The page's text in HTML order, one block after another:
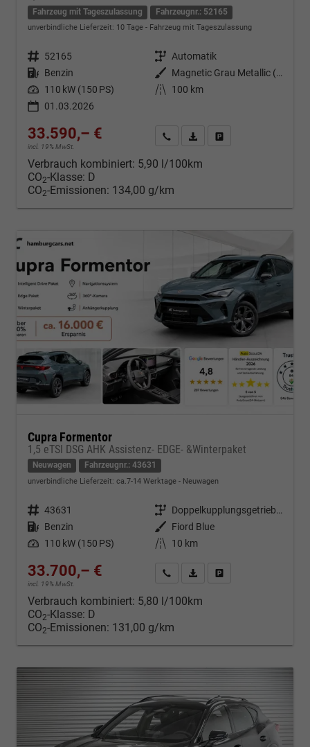
Fahrzeug mit Tageszulassung Fahrzeugnr.: 52165
unverbindliche Lieferzeit: 10 Tage Fahrzeug mit Tageszulassung
Fahrzeugnr. 52165 Getriebe Automatik
Kraftstoff Benzin Außenfarbe
Magnetic Grau Metallic (S7)
Leistung 110 kW (150 PS) Kilometerstand
100 km
01.03.2026
33.590,– €
incl. 19% MwSt.
Kontakt & Angebot anfordern
PDF-Datei, Fahrzeugexposé
Verbrauch kombiniert: 5,90 l/100km
CO2-Klasse: D
CO2-Emissionen: 134,00 g/km
Cupra Formentor
1,5 eTSI DSG AHK Assistenz- EDGE- &Winterpaket
Neuwagen Fahrzeugnr.: 43631
unverbindliche Lieferzeit: ca.7-14 Werktage Neuwagen
Fahrzeugnr. 43631 Getriebe
Doppelkupplungsgetriebe (DSG)
Kraftstoff Benzin Außenfarbe Fiord Blue
Leistung 110 kW (150 PS) Kilometerstand 10 km
33.700,– €
incl. 19% MwSt.
Kontakt & Angebot anfordern
PDF-Datei, Fahrzeugexposé
Verbrauch kombiniert: 5,80 l/100km
CO2-Klasse: D
CO2-Emissionen: 131,00 g/km